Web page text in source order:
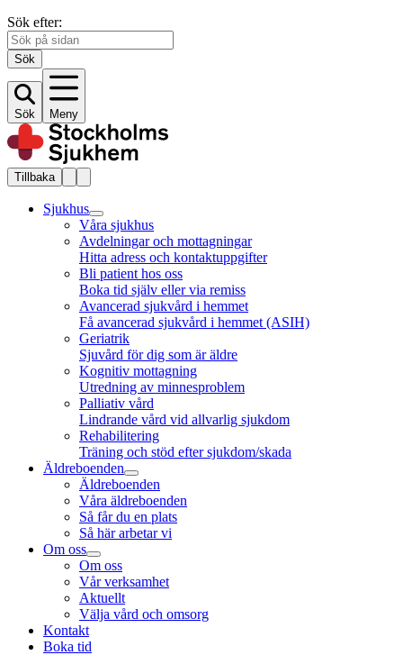
Sök efter:
Sök
Sök Meny
Tillbaka
Sjukhus
Våra sjukhus
Avdelningar och mottagningar
Hitta adress och kontaktuppgifter
Bli patient hos oss
Boka tid själv eller via remiss
Avancerad sjukvård i hemmet
Få avancerad sjukvård i hemmet (ASIH)
Geriatrik
Sjuvård för dig som är äldre
Kognitiv mottagning
Utredning av minnesproblem
Palliativ vård
Lindrande vård vid allvarlig sjukdom
Rehabilitering
Träning och stöd efter sjukdom/skada
Äldreboenden
Äldreboenden
Våra äldreboenden
Så får du en plats
Så här arbetar vi
Om oss
Om oss
Vår verksamhet
Aktuellt
Välja vård och omsorg
Kontakt
Boka tid